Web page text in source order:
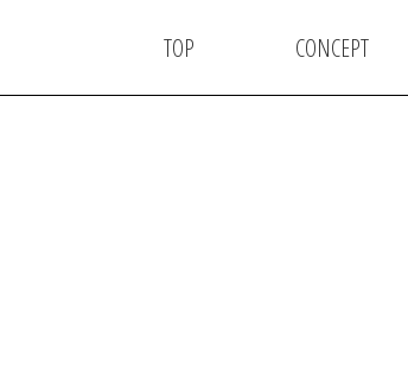
TOP CONCEPT